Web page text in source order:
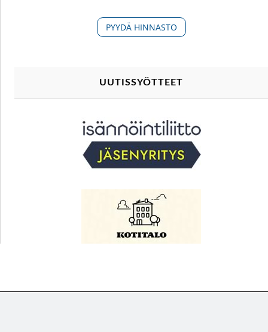
PYYDÄ HINNASTO
UUTISSYÖTTEET